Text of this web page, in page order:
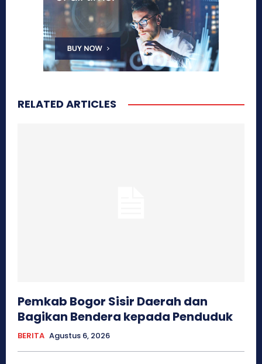
RELATED ARTICLES
Pemkab Bogor Sisir Daerah dan
Bagikan Bendera kepada Penduduk
BERITA Agustus 6, 2026